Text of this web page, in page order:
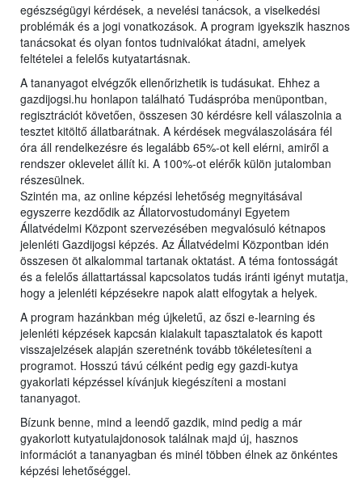
egészségügyi kérdések, a nevelési tanácsok, a viselkedési
problémák és a jogi vonatkozások. A program igyekszik hasznos
tanácsokat és olyan fontos tudnivalókat átadni, amelyek
feltételei a felelős kutyatartásnak.
A tananyagot elvégzők ellenőrizhetik is tudásukat. Ehhez a
gazdijogsi.hu honlapon található Tudáspróba menüpontban,
regisztrációt követően, összesen 30 kérdésre kell válaszolnia a
tesztet kitöltő állatbarátnak. A kérdések megválaszolására fél
óra áll rendelkezésre és legalább 65%-ot kell elérni, amiről a
rendszer oklevelet állít ki. A 100%-ot elérők külön jutalomban
részesülnek.
Szintén ma, az online képzési lehetőség megnyitásával
egyszerre kezdődik az Állatorvostudományi Egyetem
Állatvédelmi Központ szervezésében megvalósuló kétnapos
jelenléti Gazdijogsi képzés. Az Állatvédelmi Központban idén
összesen öt alkalommal tartanak oktatást. A téma fontosságát
és a felelős állattartással kapcsolatos tudás iránti igényt mutatja,
hogy a jelenléti képzésekre napok alatt elfogytak a helyek.
A program hazánkban még újkeletű, az őszi e-learning és
jelenléti képzések kapcsán kialakult tapasztalatok és kapott
visszajelzések alapján szeretnénk tovább tökéletesíteni a
programot. Hosszú távú célként pedig egy gazdi-kutya
gyakorlati képzéssel kívánjuk kiegészíteni a mostani
tananyagot.
Bízunk benne, mind a leendő gazdik, mind pedig a már
gyakorlott kutyatulajdonosok találnak majd új, hasznos
információt a tananyagban és minél többen élnek az önkéntes
képzési lehetőséggel.